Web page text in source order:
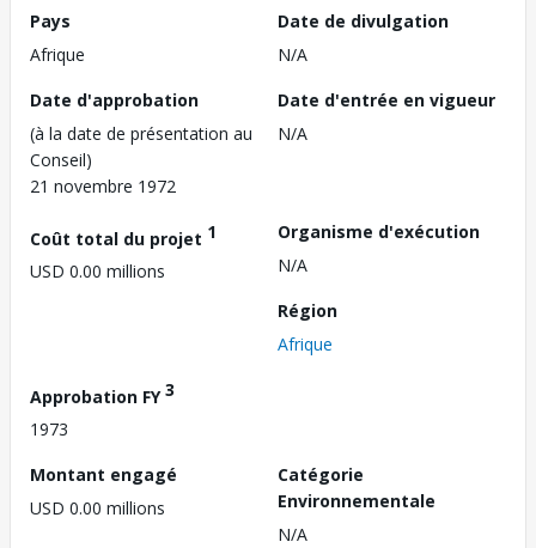
Pays
Afrique
Date de divulgation
N/A
Date d'approbation
(à la date de présentation au
Conseil)
21 novembre 1972
Date d'entrée en vigueur
N/A
Coût total du projet 1
USD 0.00 millions
Organisme d'exécution
N/A
Région
Afrique
Approbation FY3
1973
Montant engagé
USD 0.00 millions
Catégorie
Environnementale
N/A